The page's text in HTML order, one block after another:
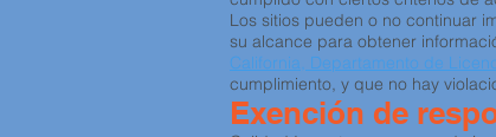
Los sitios pueden o no continuar
su alcance para obtener
California, Departamento de
cumplimiento, y que no hay
Exención de